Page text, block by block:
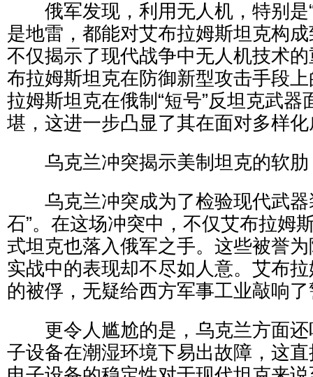
俄军发现，利用无人机，特别是“
是地雷，都能对艾布拉姆斯坦克构
不仅揭示了现代战争中无人机技术
布拉姆斯坦克在防御新型攻击手段
拉姆斯坦克在俄制“短号”反坦克武器
堪，这进一步凸显了其在面对多样
乌克兰冲突揭示美制坦克的软肋
乌克兰冲突成为了检验现代武器
石”。在这场冲突中，不仅艾布拉姆
式坦克也落入俄军之手。这些被誉
实战中的表现却不尽如人意。艾布
的被俘，无疑给西方军事工业敲响
更令人尴尬的是，乌克兰方面还
子设备在潮湿环境下易出故障，这